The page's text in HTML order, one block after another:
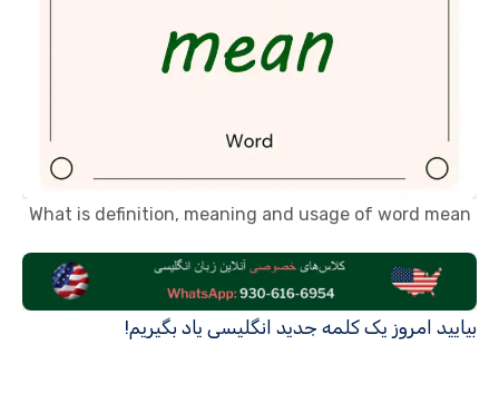
What is definition, meaning and usage of word mean
بیایید امروز یک کلمه جدید انگلیسی یاد بگیریم!